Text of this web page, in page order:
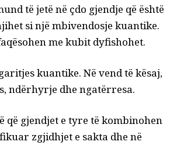
të jetë në çdo gjendje që është
si një mbivendosje kuantike.
me kubit dyfishohet.
kuantike. Në vend të kësaj,
ndërhyrje dhe ngatërresa.
gjendjet e tyre të kombinohen
zgjidhjet e sakta dhe në